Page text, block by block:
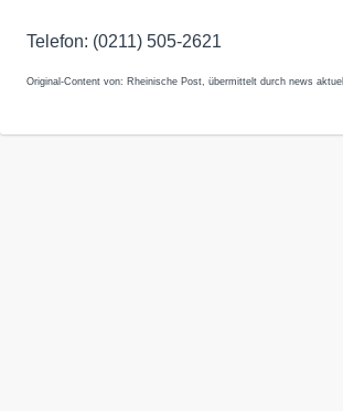
Telefon: (0211) 505-2621
Original-Content von: Rheinische Post, übermittelt durch news aktuell